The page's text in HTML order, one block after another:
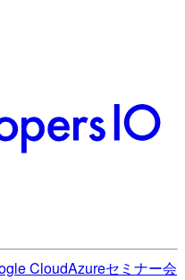
CloudAzureセミナー会